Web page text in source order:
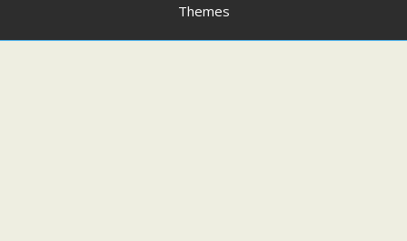
Themes